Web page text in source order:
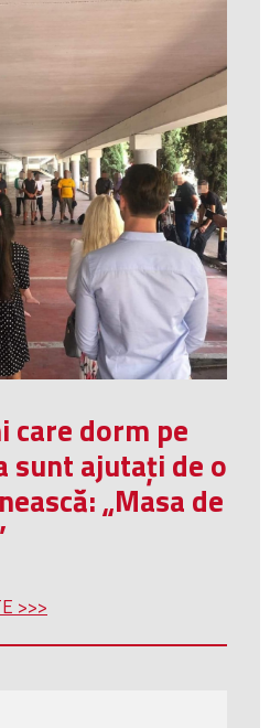
care dorm pe
sunt ajutați de o
„Masa de
>>>